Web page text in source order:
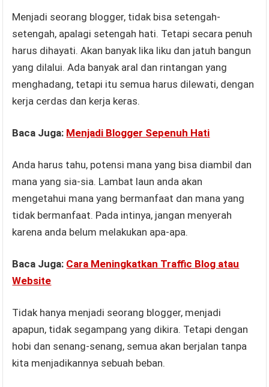
Menjadi seorang blogger, tidak bisa setengah-
setengah, apalagi setengah hati. Tetapi secara penuh
harus dihayati. Akan banyak lika liku dan jatuh bangun
yang dilalui. Ada banyak aral dan rintangan yang
menghadang, tetapi itu semua harus dilewati, dengan
kerja cerdas dan kerja keras.
Baca Juga: Menjadi Blogger Sepenuh Hati
Anda harus tahu, potensi mana yang bisa diambil dan
mana yang sia-sia. Lambat laun anda akan
mengetahui mana yang bermanfaat dan mana yang
tidak bermanfaat. Pada intinya, jangan menyerah
karena anda belum melakukan apa-apa.
Baca Juga: Cara Meningkatkan Traffic Blog atau
Website
Tidak hanya menjadi seorang blogger, menjadi
apapun, tidak segampang yang dikira. Tetapi dengan
hobi dan senang-senang, semua akan berjalan tanpa
kita menjadikannya sebuah beban.